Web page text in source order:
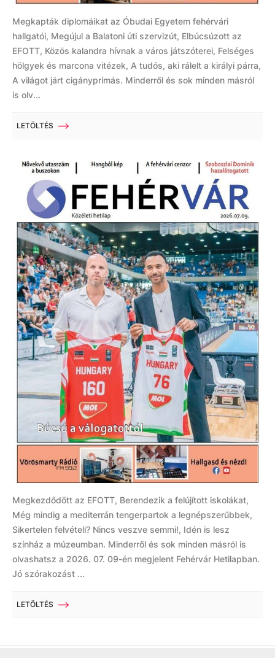
Megkapták diplomáikat az Óbudai Egyetem fehérvári
hallgatói, Megújul a Balatoni úti szervizút, Elbúcsúzott az
EFOTT, Közös kalandra hívnak a város játszóterei, Felséges
hölgyek és marcona vitézek, A tudós, aki rálelt a királyi párra,
A világot járt cigányprímás. Minderről és sok minden másról
is olv...
LETÖLTÉS
Megkezdődött az EFOTT, Berendezik a felújított iskolákat,
Még mindig a mediterrán tengerpartok a legnépszerűbbek,
Sikertelen felvételi? Nincs veszve semmi!, Idén is lesz
színház a múzeumban. Minderről és sok minden másról is
olvashatsz a 2026. 07. 09-én megjelent Fehérvár Hetilapban.
Jó szórakozást ...
LETÖLTÉS